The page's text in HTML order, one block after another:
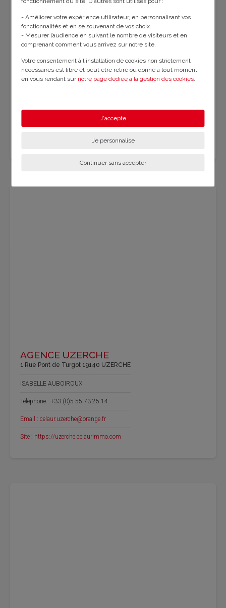
AGENCE EGLETONS
36, Avenue Charles de Gaulle 19300 EGLETONS
Email : celaur.egletons@orange.fr
Site : https://egletons.celaurimmo.com
AGENCE UZERCHE
1 Rue Pont de Turgot 19140 UZERCHE
ISABELLE AUBOIROUX
Téléphone : +33 (0)5 55 73 25 14
Email : celaur.uzerche@orange.fr
Site : https://uzerche.celaurimmo.com
- Améliorer votre expérience utilisateur, en personnalisant vos
fonctionnalités et en se souvenant de vos choix.
- Mesurer l’audience en suivant le nombre de visiteurs et en
comprenant comment vous arrivez sur notre site.
Votre consentement à l'installation de cookies non strictement
nécessaires est libre et peut être retiré ou donné à tout moment
en vous rendant sur notre page dédiée à la gestion des cookies
J'accepte
Je personnalise
Continuer sans accepter